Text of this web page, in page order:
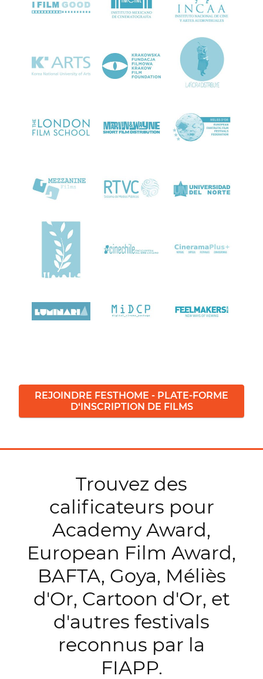
REJOINDRE FESTHOME - PLATE-FORME
D‘INSCRIPTION DE FILMS
Trouvez des
calificateurs pour
Academy Award,
European Film Award,
BAFTA, Goya, Méliès
d'Or, Cartoon d'Or, et
d'autres festivals
reconnus par la
FIAPP.